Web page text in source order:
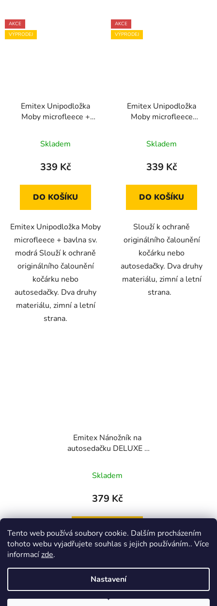
Tento web používá soubory cookie. Dalším procházením
tohoto webu vyjadřujete souhlas s jejich používáním.. Více
informacízde.
Nastavení
AKCE
VÝPRODEJ
Emitex Unipodložka
Moby microfleece +
Skladem
339 Kč
DO KOŠÍKU
Emitex Unipodložka Moby
microfleece + bavlna sv.
modrá Slouží k ochraně
originálního čalounění
kočárku nebo
autosedačky. Dva druhy
materiálu, zimní a letní
strana.
AKCE
VÝPRODEJ
Emitex Unipodložka
Moby microfleece
Skladem
339 Kč
DO KOŠÍKU
Slouží k ochraně
originálního čalounění
kočárku nebo
autosedačky. Dva druhy
materiálu, zimní a letní
strana.
Emitex Nánožník na
autosedačku DELUXE -
Skladem
379 Kč
DO KOŠÍKU
O
v
položek celkem